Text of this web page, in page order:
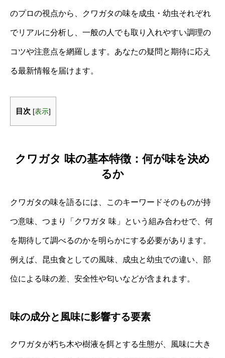
のプロの視点から、クワガタの味を成虫・幼虫それぞれ
でリアルに分析し、一般の人でも取り入れやすい調理の
コツや注意点を網羅します。あなたの疑問と期待に応え
る最新情報を届けます。
目次 [表示]
クワガタ 味の基本特徴：何が味を決め
るか
クワガタの味を語るには、このキーワードそのものが持
つ意味、つまり「クワガタ 味」という組み合わせで、何
を期待して調べるのかを明らかにする必要があります。
例えば、昆虫食としての風味、成虫と幼虫での違い、部
位による味の差、安全性や匂いなどが含まれます。
味の成分と風味に影響する要素
クワガタが朽ち木や樹液を餌とする生態が、風味に大き